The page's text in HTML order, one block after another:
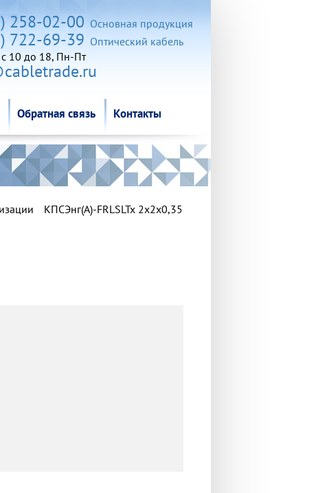
258-02-00 Основная продукция
722-69-39 Оптический кабель
10 до 18, Пн-Пт
Обратная связь
Обратная связь Контакты
КПСЭнг(А)-FRLSLTx 2х2х0,35